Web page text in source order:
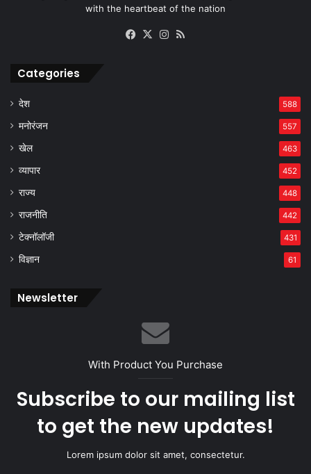
with the heartbeat of the nation
Facebook
X Instagram
Categories
देश 588
मनोरंजन 557
खेल 463
व्यापार 452
राज्य 448
राजनीति 442
टेक्नॉलॉजी 431
विज्ञान 61
Newsletter
With Product You Purchase
Subscribe to our mailing list
to get the new updates!
Lorem ipsum dolor sit amet, consectetur.